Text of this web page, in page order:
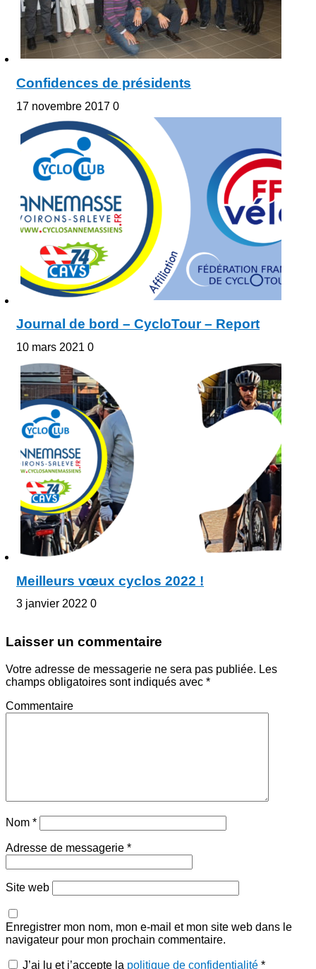
Confidences de présidents
17 novembre 2017 0
Journal de bord – CycloTour – Report
10 mars 2021 0
Meilleurs vœux cyclos 2022 !
3 janvier 2022 0
Laisser un commentaire
Votre adresse de messagerie ne sera pas publiée. Les
champs obligatoires sont indiqués avec *
Commentaire
Nom *
Adresse de messagerie *
Site web
Enregistrer mon nom, mon e-mail et mon site web dans le
navigateur pour mon prochain commentaire.
J’ai lu et j’accepte la politique de confidentialité *